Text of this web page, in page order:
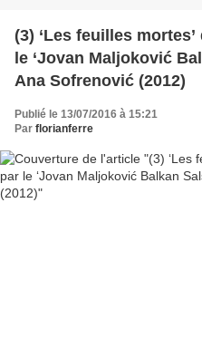
(3) ‘Les feuilles
le ‘Jovan Maljoković
Ana Sofrenović (2012)
Publié le 13/07/2016 à 15:21
Par florianferre